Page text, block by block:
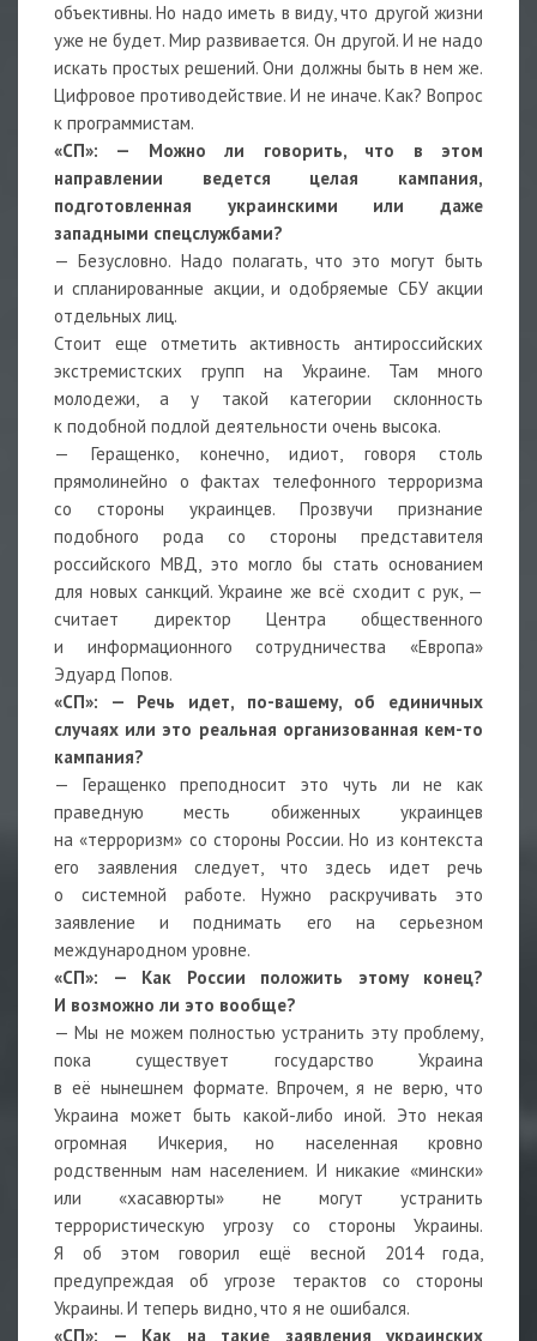
объективны. Но надо иметь в виду, что другой жизни
уже не будет. Мир развивается. Он другой. И не надо
искать простых решений. Они должны быть в нем же.
Цифровое противодействие. И не иначе. Как? Вопрос
к программистам.
«СП»: — Можно ли говорить, что в этом
направлении ведется целая кампания,
подготовленная украинскими или даже
западными спецслужбами?
— Безусловно. Надо полагать, что это могут быть
и спланированные акции, и одобряемые СБУ акции
отдельных лиц.
Стоит еще отметить активность антироссийских
экстремистских групп на Украине. Там много
молодежи, а у такой категории склонность
к подобной подлой деятельности очень высока.
— Геращенко, конечно, идиот, говоря столь
прямолинейно о фактах телефонного терроризма
со стороны украинцев. Прозвучи признание
подобного рода со стороны представителя
российского МВД, это могло бы стать основанием
для новых санкций. Украине же всё сходит с рук, —
считает директор Центра общественного
и информационного сотрудничества «Европа»
Эдуард Попов.
«СП»:
— Речь идет, по-вашему, об единичных
случаях или это реальная организованная кем-то
кампания?
— Геращенко преподносит это чуть ли не как
праведную месть обиженных украинцев
на «терроризм» со стороны России. Но из контекста
его заявления следует, что здесь идет речь
о системной работе. Нужно раскручивать это
заявление и поднимать его на серьезном
международном уровне.
«СП»:
— Как России положить этому конец?
И возможно ли это вообще?
— Мы не можем полностью устранить эту проблему,
пока существует государство Украина
в её нынешнем формате. Впрочем, я не верю, что
Украина может быть какой-либо иной. Это некая
огромная Ичкерия, но населенная кровно
родственным нам населением. И никакие «мински»
или «хасавюрты» не могут устранить
террористическую угрозу со стороны Украины.
Я об этом говорил ещё весной 2014 года,
предупреждая об угрозе терактов со стороны
Украины. И теперь видно, что я не ошибался.
«СП»:
— Как на такие заявления украинских